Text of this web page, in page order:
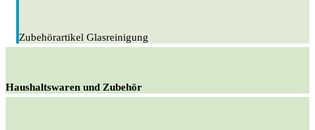
Zubehörartikel Glasreinigung
Haushaltswaren und Zubehör